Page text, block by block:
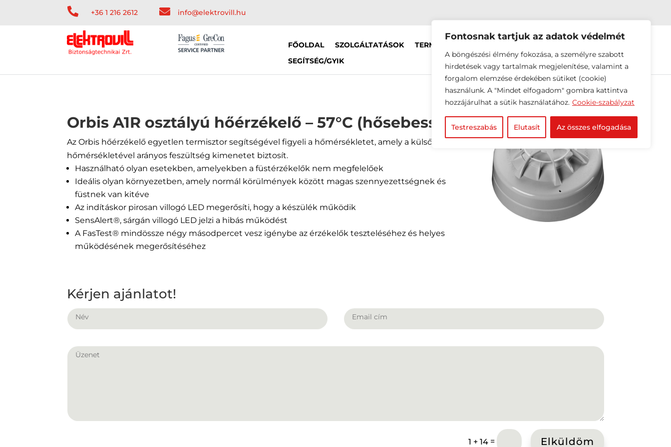
Fontosnak tartjuk az adatok védelmét
A böngészési élmény fokozása, a személyre szabott
hirdetések vagy tartalmak megjelenítése, valamint a
forgalom elemzése érdekében sütiket (cookie)
használunk. A "Mindet elfogadom" gombra kattintva
hozzájárulhat a sütik használatához. Cookie-szabályzat
Testreszabás Elutasít Az összes elfogadása
 +36 1 216 2612  info@elektrovill.hu
FŐOLDAL SZOLGÁLTATÁSOK TERMÉKEINK
SEGÍTSÉG/GYIK
Orbis A1R osztályú hőérzékelő – 57°C (hősebesség)
Az Orbis hőérzékelő egyetlen termisztor segítségével figyeli a hőmérsékletet, amely a külső levegő
hőmérsékletével arányos feszültség kimenetet biztosít.
Használható olyan esetekben, amelyekben a füstérzékelők nem megfelelőek
Ideális olyan környezetben, amely normál körülmények között magas szennyezettségnek és
füstnek van kitéve
Az indításkor pirosan villogó LED megerősíti, hogy a készülék működik
SensAlert®, sárgán villogó LED jelzi a hibás működést
A FasTest® mindössze négy másodpercet vesz igénybe az érzékelők teszteléséhez és helyes
működésének megerősítéséhez
Kérjen ajánlatot!
1 + 14= Elküldöm